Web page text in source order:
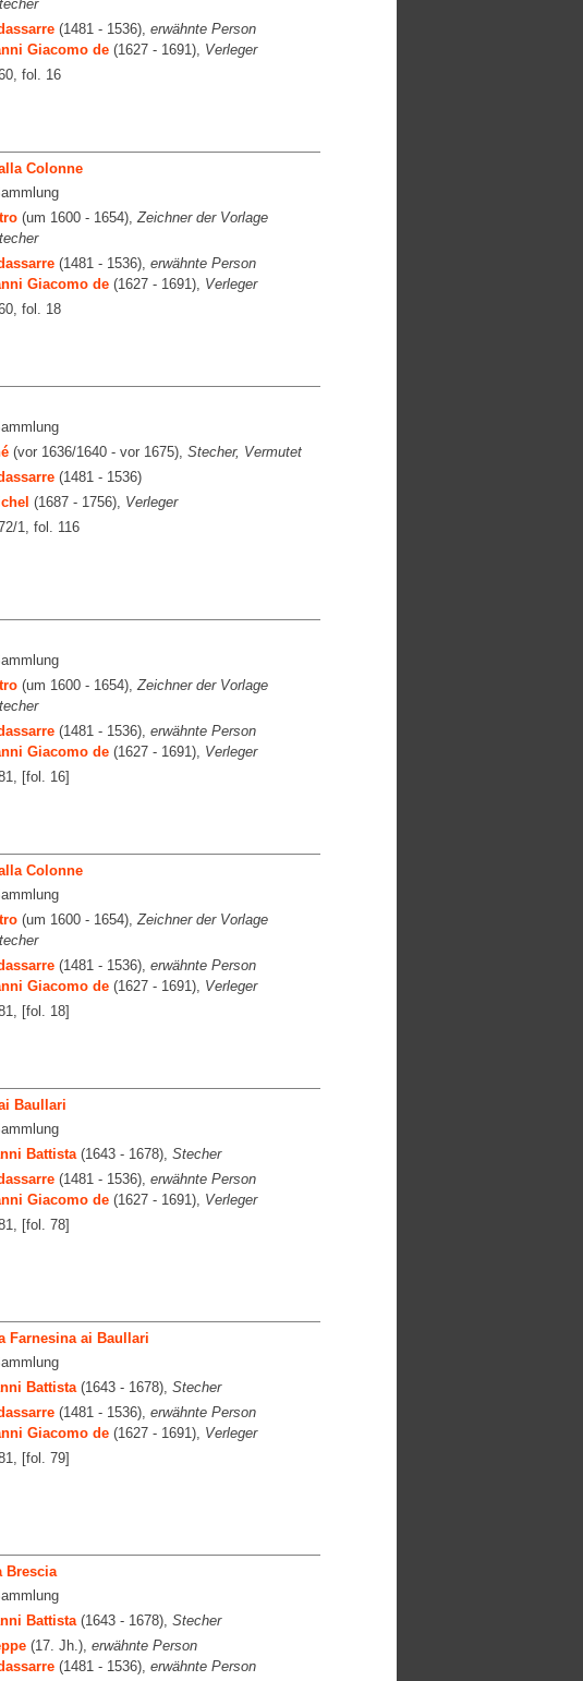
(1481 - 1536), erwähnte Person
Giacomo de(1627 - 1691), Verleger
fol. 16
Colonne
(um 1600 - 1654),Zeichner der Vorlage
(1481 - 1536), erwähnte Person
Giacomo de(1627 - 1691), Verleger
fol. 18
(vor 1636/1640 - vor 1675), Stecher, Vermutet
(1481 - 1536)
(1687 - 1756), Verleger
1, fol. 116
(um 1600 - 1654),Zeichner der Vorlage
(1481 - 1536), erwähnte Person
Giacomo de(1627 - 1691), Verleger
[fol. 16]
Colonne
(um 1600 - 1654),Zeichner der Vorlage
(1481 - 1536), erwähnte Person
Giacomo de(1627 - 1691), Verleger
[fol. 18]
Baullari
Battista(1643 - 1678), Stecher
(1481 - 1536), erwähnte Person
Giacomo de(1627 - 1691), Verleger
[fol. 78]
Farnesina ai Baullari
Battista(1643 - 1678), Stecher
(1481 - 1536), erwähnte Person
Giacomo de(1627 - 1691), Verleger
[fol. 79]
Brescia
Battista(1643 - 1678), Stecher
(17. Jh.), erwähnte Person
(1481 - 1536), erwähnte Person